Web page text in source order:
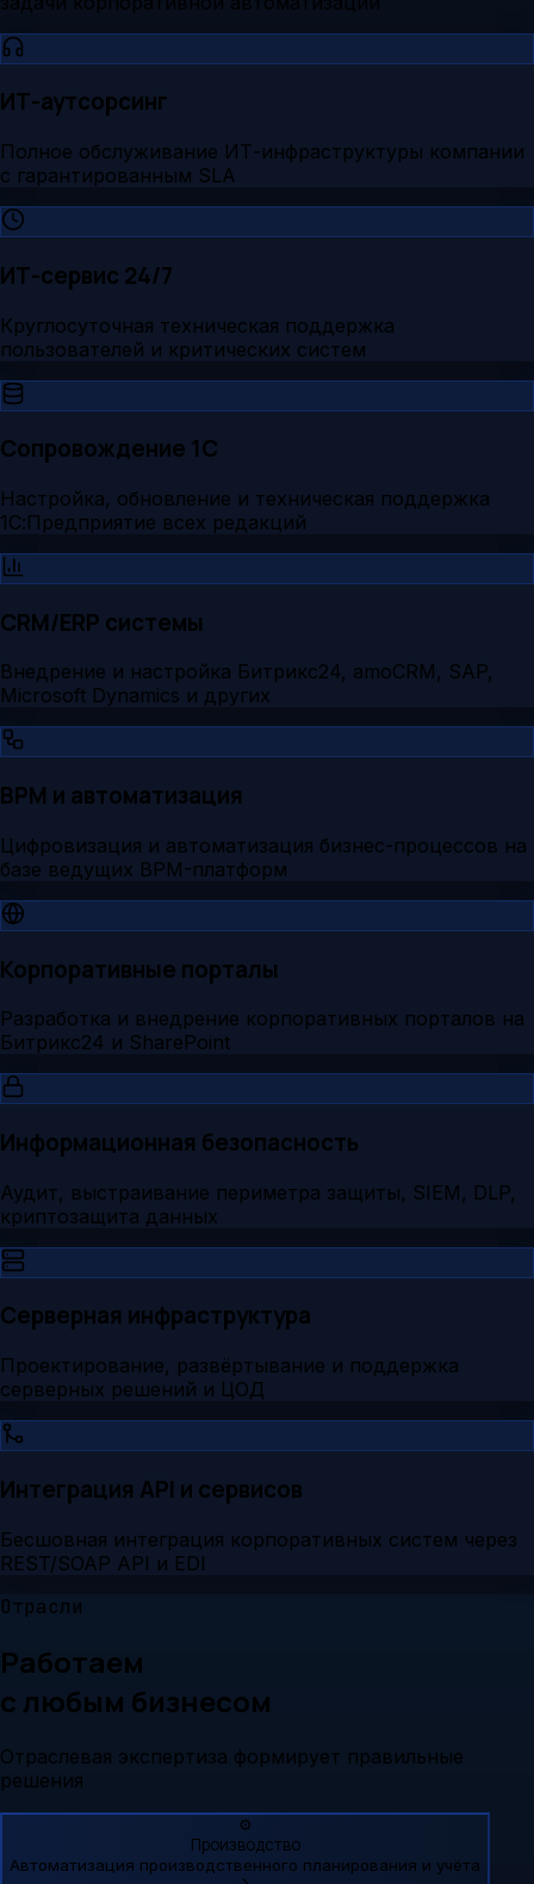
ИТ-аутсорсинг
Полное обслуживание ИТ-инфраструктуры компании
с гарантированным SLA
ИТ-сервис 24/7
Круглосуточная техническая поддержка
пользователей и критических систем
Сопровождение 1С
Настройка, обновление и техническая поддержка
1С:Предприятие всех редакций
CRM/ERP системы
Внедрение и настройка Битрикс24, amoCRM, SAP,
Microsoft Dynamics и других
BPM и автоматизация
Цифровизация и автоматизация бизнес-процессов на
базе ведущих BPM-платформ
Корпоративные порталы
Разработка и внедрение корпоративных порталов на
Битрикс24 и SharePoint
Информационная безопасность
Аудит, выстраивание периметра защиты, SIEM, DLP,
криптозащита данных
Серверная инфраструктура
Проектирование, развёртывание и поддержка
серверных решений и ЦОД
Интеграция API и сервисов
Бесшовная интеграция корпоративных систем через
REST/SOAP API и EDI
Отрасли
Работаем
с любым бизнесом
Отраслевая экспертиза формирует правильные
решения
⚙️
Производство
Автоматизация производственного планирования и учёта